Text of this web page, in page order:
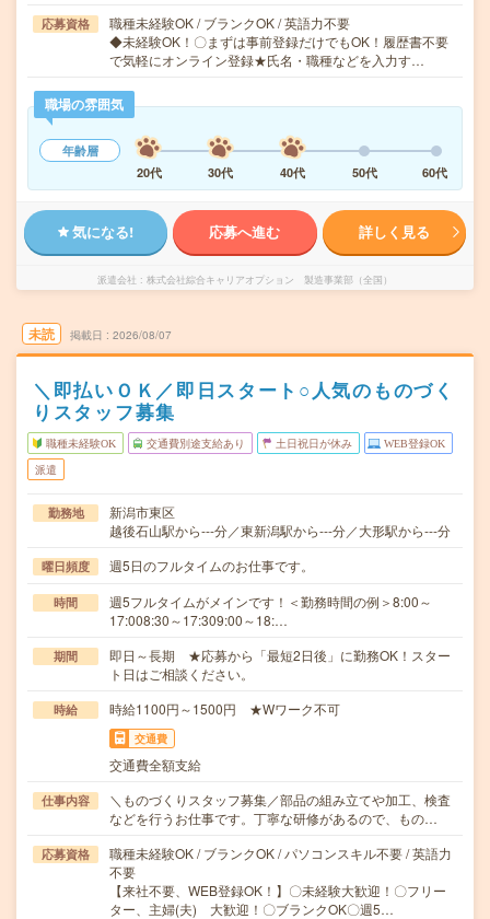
応募資格
職種未経験OK / ブランクOK / 英語力不要
◆未経験OK！〇まずは事前登録だけでもOK！履歴書不要
で気軽にオンライン登録★氏名・職種などを入力す…
職場の雰囲気
年齢層
20代
30代 40代 50代 60代
気になる! 応募へ進む 詳しく見る
派遣会社 株式会社綜合キャリアオプション 製造事業部（全国）
未読 掲載日 2026/08/07
＼即払いＯＫ／即日スタート○人気のものづく
りスタッフ募集
職種未経験OK 交通費別途支給あり 土日祝日が休み WEB登録OK
派遣
勤務地
新潟市東区
越後石山駅から---分／東新潟駅から---分／大形駅から---分
曜日頻度 週5日のフルタイムのお仕事です。
時間
週5フルタイムがメインです！＜勤務時間の例＞8:00～
17:008:30～17:309:00～18:…
期間
即日～長期 ★応募から「最短2日後」に勤務OK！スター
ト日はご相談ください。
時給 時給1100円～1500円 ★Wワーク不可
交通費
交通費全額支給
仕事内容
＼ものづくりスタッフ募集／部品の組み立てや加工、検査
などを行うお仕事です。丁寧な研修があるので、もの…
応募資格
職種未経験OK / ブランクOK / パソコンスキル不要 / 英語力
不要
【来社不要、WEB登録OK！】〇未経験大歓迎！〇フリー
ター、主婦(夫) 大歓迎！〇ブランクOK〇週5…